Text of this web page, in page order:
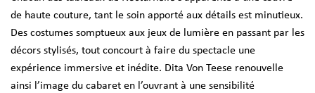
de haute couture, tant le soin apporté aux détails est minutieux.
Des costumes somptueux aux jeux de lumière en passant par les
décors stylisés, tout concourt à faire du spectacle une
expérience immersive et inédite. Dita Von Teese renouvelle
ainsi l’image du cabaret en l’ouvrant à une sensibilité